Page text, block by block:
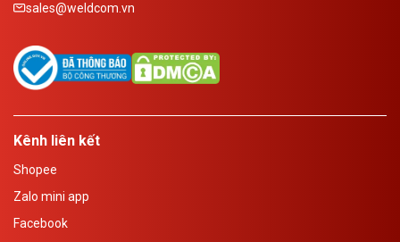
sales@weldcom.vn
Kênh liên kết
Shopee
Zalo mini app
Facebook